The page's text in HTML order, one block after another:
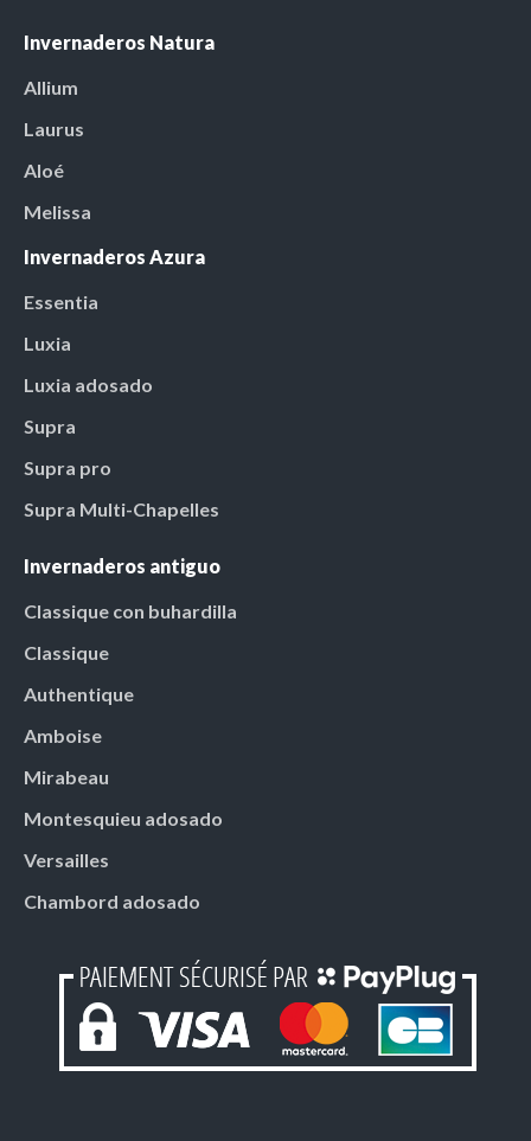
Invernaderos Natura
Allium
Laurus
Aloé
Melissa
Invernaderos Azura
Essentia
Luxia
Luxia adosado
Supra
Supra pro
Supra Multi-Chapelles
Invernaderos antiguo
Classique con buhardilla
Classique
Authentique
Amboise
Mirabeau
Montesquieu adosado
Versailles
Chambord adosado